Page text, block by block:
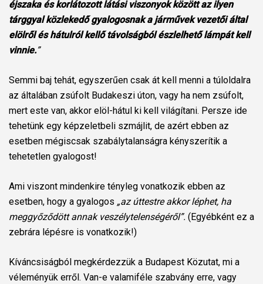
éjszaka és korlátozott látási viszonyok között az ilyen
tárggyal közlekedő gyalogosnak a járművek vezetői által
elölről és hátulról kellő távolságból észlelhető lámpát kell
vinnie.”
Semmi baj tehát, egyszerűen csak át kell menni a túloldalra
az általában zsúfolt Budakeszi úton, vagy ha nem zsúfolt,
mert este van, akkor elöl-hátul ki kell világítani. Persze ide
tehetünk egy képzeletbeli szmájlit, de azért ebben az
esetben mégiscsak szabálytalanságra kényszerítik a
tehetetlen gyalogost!
Ami viszont mindenkire tényleg vonatkozik ebben az
esetben, hogy a gyalogos „az úttestre akkor léphet, ha
meggyőződött annak veszélytelenségéről”. (Egyébként ez a
zebrára lépésre is vonatkozik!)
Kíváncsiságból megkérdezzük a Budapest Közutat, mi a
véleményük erről. Van-e valamiféle szabvány erre, vagy